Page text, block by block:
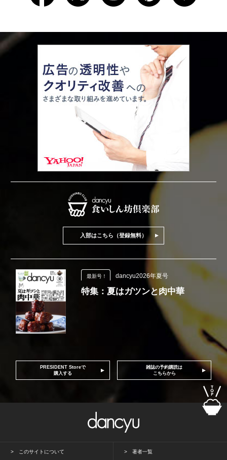
入部はこちら（登録無料）
最新号！ dancyu2026年夏号
特集：夏はガツンと肉中華
PRESIDENT Storeで
購入する
雑誌の予約購読は
こちらから
このサイトについて 著者一覧